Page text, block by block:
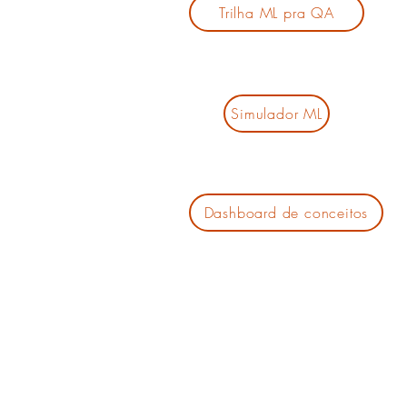
Trilha ML pra QA
Simulador ML
Dashboard de conceitos